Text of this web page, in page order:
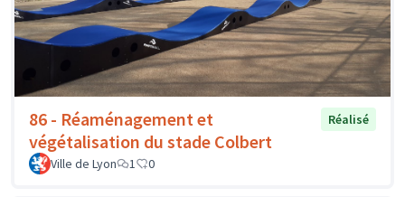
86 - Réaménagement et
végétalisation du stade Colbert
Réalisé
Ville de Lyon 1 0